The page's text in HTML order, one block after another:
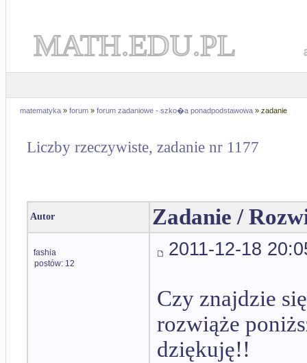
MATH.EDU.PL
matematyka » forum » forum zadaniowe - szko�a ponadpodstawowa » zadanie
Liczby rzeczywiste, zadanie nr 1177
Autor Zadanie /
fashia
postów: 12
2011-12-18
Czy znajdzie
rozwiąże
dziękuję!!